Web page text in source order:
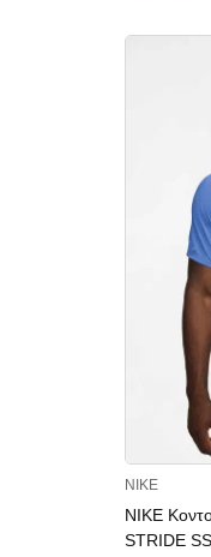
NIKE
NIKE
STRIDE